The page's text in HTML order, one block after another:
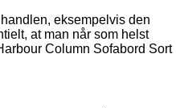
eksempelvis den
at man når som helst
Column Sofabord Sort